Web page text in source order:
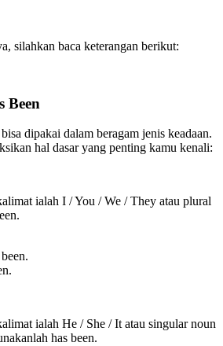
silahkan baca keterangan berikut:
Been
dipakai dalam beragam jenis keadaan.
hal dasar yang penting kamu kenali:
ialah I / You / We / They atau plural
ialah He / She / It atau singular noun
has been.